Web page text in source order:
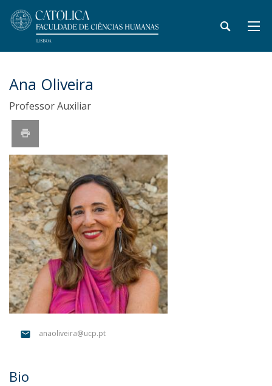
Ana Oliveira
Professor Auxiliar
anaoliveira@ucp.pt
Bio